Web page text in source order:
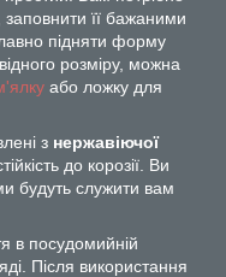
її бажаними
підняти форму
розміру, можна
або ложку для
з нержавіючої
до корозії. Ви
будуть служити вам
в посудомийній
Після використання